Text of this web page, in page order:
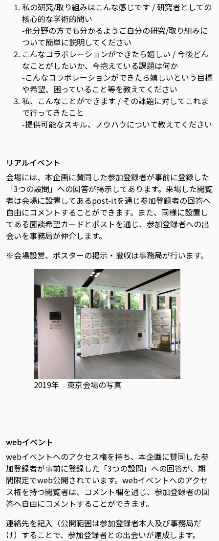
私の研究/取り組みはこんな感じです / 研究者としての
核心的な学術的問い
-他分野の方でも分かるようご自分の研究/取り組みに
ついて簡単に説明してください
こんなコラボレーションができたら嬉しい / 今後どん
なことがしたいか、今抱えている課題は何か
-こんなコラボレーションができたら嬉しいという目標
や希望、困っていること等を教えてください
私、こんなことができます / その課題に対してこれま
で行ってきたこと
-提供可能なスキル、ノウハウについて教えてください
リアルイベント
会場には、本企画に賛同した参加登録者が事前に登録した
「3つの設問」への回答が掲示してあります。来場した閲覧
者は会場に設置してあるpost-itを通じ参加登録者の回答へ
自由にコメントすることができます。また、同様に設置し
てある面談希望カードとポストを通じ、参加登録者への出
会いを事務局が仲介します。
※会場設営、ポスターの掲示・撤収は事務局が行います。
2019年 東京会場の写真
webイベント
webイベントへのアクセス権を持ち、本企画に賛同した参
加登録者が事前に登録した「3つの設問」への回答が、期
間限定でweb公開されています。webイベントへのアクセ
ス権を持つ閲覧者は、コメント欄を通じ、参加登録者の回
答へ自由にコメントすることができます。
連絡先を記入（公開範囲は参加登録者本人及び事務局だ
け）することで、参加登録者との出会いが達成します。